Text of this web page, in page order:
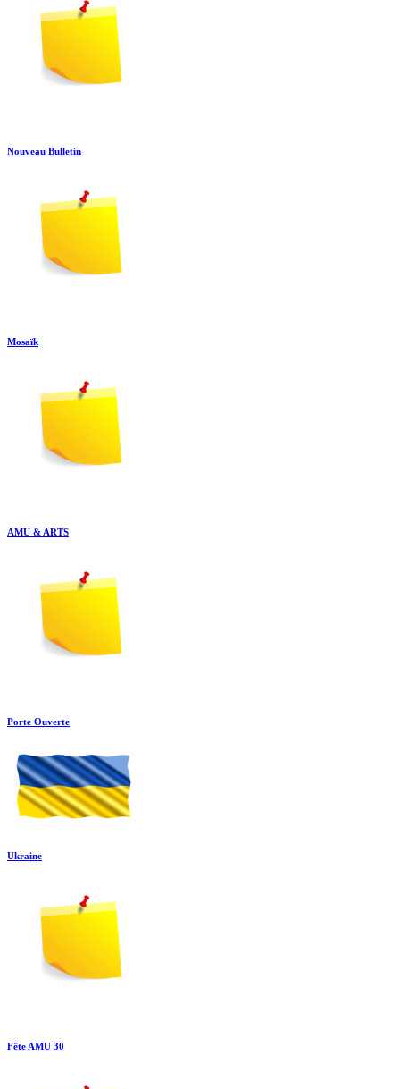
Nouveau Bulletin
Mosaïk
AMU & ARTS
Porte Ouverte
Ukraine
Fête AMU 30